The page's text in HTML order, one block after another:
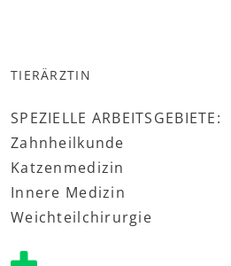
TIERÄRZTIN
SPEZIELLE ARBEITSGEBIETE:
Zahnheilkunde
Katzenmedizin
Innere Medizin
Weichteilchirurgie